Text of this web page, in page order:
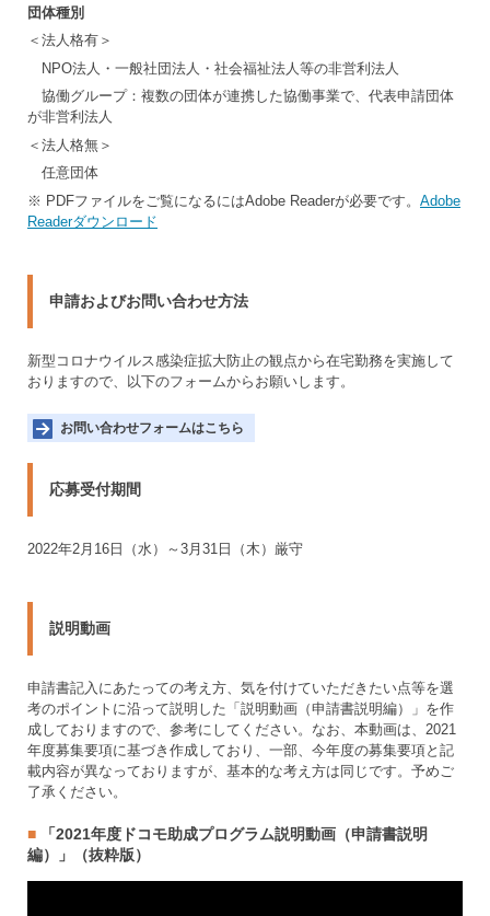
団体種別
＜法人格有＞
NPO法人・一般社団法人・社会福祉法人等の非営利法人
協働グループ：複数の団体が連携した協働事業で、代表申請団体
が非営利法人
＜法人格無＞
任意団体
※ PDFファイルをご覧になるにはAdobe Readerが必要です。 Adobe
Readerダウンロード
申請およびお問い合わせ方法
新型コロナウイルス感染症拡大防止の観点から在宅勤務を実施して
おりますので、以下のフォームからお願いします。
お問い合わせフォームはこちら
応募受付期間
2022年2月16日（水）～3月31日（木）厳守
説明動画
申請書記入にあたっての考え方、気を付けていただきたい点等を選
考のポイントに沿って説明した「説明動画（申請書説明編）」を作
成しておりますので、参考にしてください。なお、本動画は、2021
年度募集要項に基づき作成しており、一部、今年度の募集要項と記
載内容が異なっておりますが、基本的な考え方は同じです。予めご
了承ください。
「2021年度ドコモ助成プログラム説明動画（申請書説明
編）」（抜粋版）